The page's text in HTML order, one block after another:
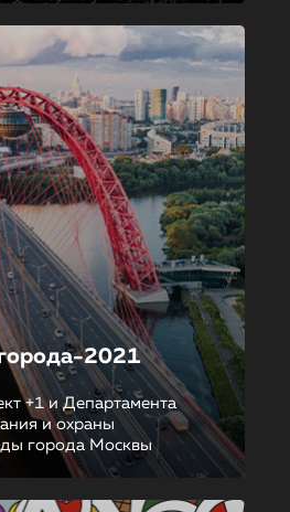
2021
+1 и Департамента
и охраны
города Москвы